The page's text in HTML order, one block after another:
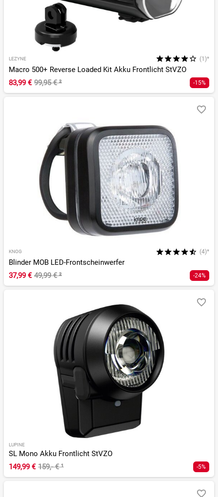
LEZYNE (1)*
Macro 500+ Reverse Loaded Kit Akku Frontlicht StVZO
83,99 € 99,95 €² -15%
KNOG (4)*
Blinder MOB LED-Frontscheinwerfer
37,99 € 49,99 €² -24%
LUPINE
SL Mono Akku Frontlicht StVZO
149,99 € 159,- €¹ -5%